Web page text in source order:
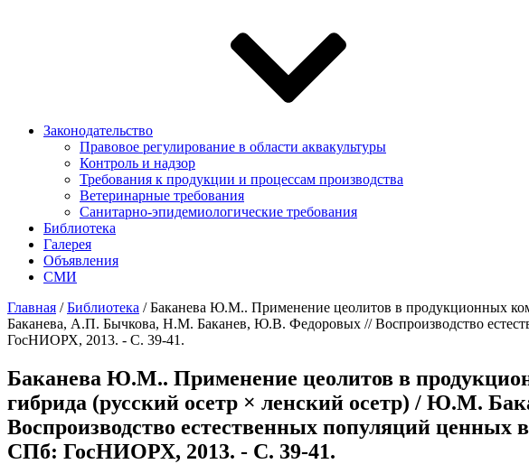
Законодательство
Правовое регулирование в области аквакультуры
Контроль и надзор
Требования к продукции и процессам производства
Ветеринарные требования
Санитарно-эпидемиологические требования
Библиотека
Галерея
Объявления
СМИ
Главная /Библиотека /Баканева Ю.М.. Применение цеолитов в продукционных
Баканева, А.П. Бычкова, Н.М. Баканев, Ю.В. Федоровых // Воспроизводство
ГосНИОРХ, 2013. - С. 39-41.
Баканева Ю.М.. Применение цеолитов в
гибрида (русский осетр × ленский осетр) / Ю.М.
Воспроизводство естественных популяций ценных
СПб: ГосНИОРХ, 2013. - С. 39-41.